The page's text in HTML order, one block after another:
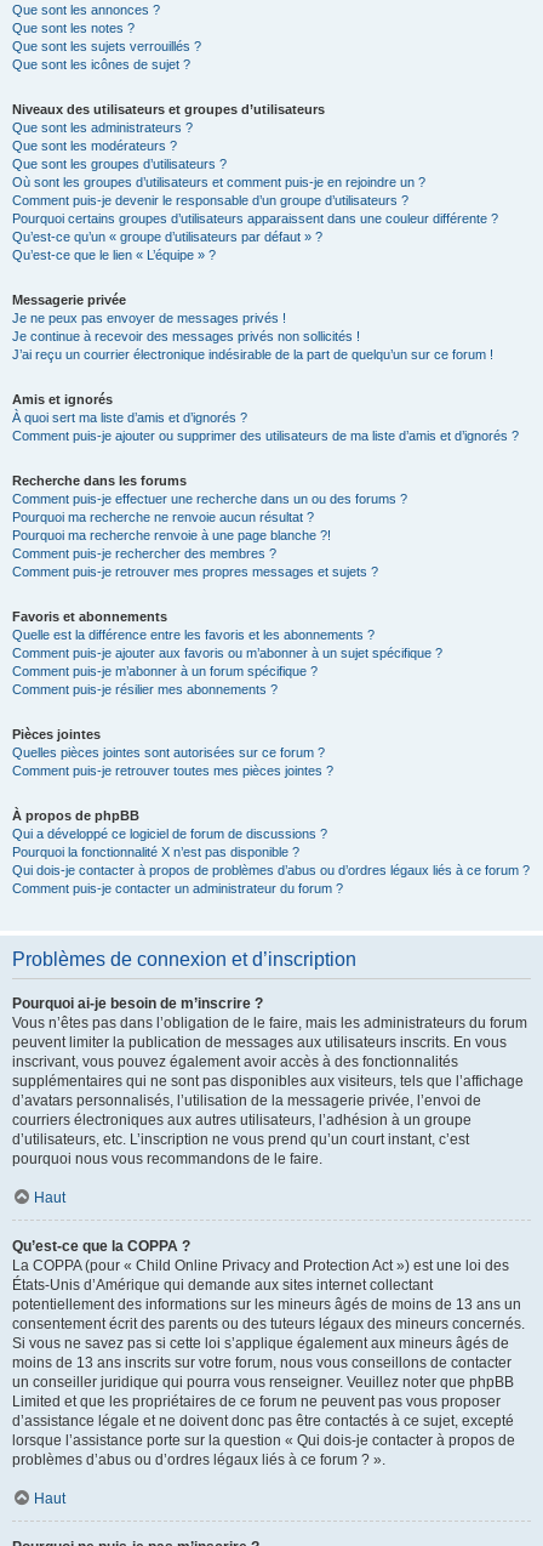
Que sont les annonces ?
Que sont les notes ?
Que sont les sujets verrouillés ?
Que sont les icônes de sujet ?
Niveaux des utilisateurs et groupes d’utilisateurs
Que sont les administrateurs ?
Que sont les modérateurs ?
Que sont les groupes d’utilisateurs ?
Où sont les groupes d’utilisateurs et comment puis-je en rejoindre un ?
Comment puis-je devenir le responsable d’un groupe d’utilisateurs ?
Pourquoi certains groupes d’utilisateurs apparaissent dans une couleur différente ?
Qu’est-ce qu’un « groupe d’utilisateurs par défaut » ?
Qu’est-ce que le lien « L’équipe » ?
Messagerie privée
Je ne peux pas envoyer de messages privés !
Je continue à recevoir des messages privés non sollicités !
J’ai reçu un courrier électronique indésirable de la part de quelqu’un sur ce forum !
Amis et ignorés
À quoi sert ma liste d’amis et d’ignorés ?
Comment puis-je ajouter ou supprimer des utilisateurs de ma liste d’amis et d’ignorés ?
Recherche dans les forums
Comment puis-je effectuer une recherche dans un ou des forums ?
Pourquoi ma recherche ne renvoie aucun résultat ?
Pourquoi ma recherche renvoie à une page blanche ?!
Comment puis-je rechercher des membres ?
Comment puis-je retrouver mes propres messages et sujets ?
Favoris et abonnements
Quelle est la différence entre les favoris et les abonnements ?
Comment puis-je ajouter aux favoris ou m’abonner à un sujet spécifique ?
Comment puis-je m’abonner à un forum spécifique ?
Comment puis-je résilier mes abonnements ?
Pièces jointes
Quelles pièces jointes sont autorisées sur ce forum ?
Comment puis-je retrouver toutes mes pièces jointes ?
À propos de phpBB
Qui a développé ce logiciel de forum de discussions ?
Pourquoi la fonctionnalité X n’est pas disponible ?
Qui dois-je contacter à propos de problèmes d’abus ou d’ordres légaux liés à ce forum ?
Comment puis-je contacter un administrateur du forum ?
Problèmes de connexion et d’inscription
Pourquoi ai-je besoin de m’inscrire ?
Vous n’êtes pas dans l’obligation de le faire, mais les administrateurs du forum
peuvent limiter la publication de messages aux utilisateurs inscrits. En vous
inscrivant, vous pouvez également avoir accès à des fonctionnalités
supplémentaires qui ne sont pas disponibles aux visiteurs, tels que l’affichage
d’avatars personnalisés, l’utilisation de la messagerie privée, l’envoi de
courriers électroniques aux autres utilisateurs, l’adhésion à un groupe
d’utilisateurs, etc. L’inscription ne vous prend qu’un court instant, c’est
pourquoi nous vous recommandons de le faire.
Haut
Qu’est-ce que la COPPA ?
La COPPA (pour « Child Online Privacy and Protection Act ») est une loi des
États-Unis d’Amérique qui demande aux sites internet collectant
potentiellement des informations sur les mineurs âgés de moins de 13 ans un
consentement écrit des parents ou des tuteurs légaux des mineurs concernés.
Si vous ne savez pas si cette loi s’applique également aux mineurs âgés de
moins de 13 ans inscrits sur votre forum, nous vous conseillons de contacter
un conseiller juridique qui pourra vous renseigner. Veuillez noter que phpBB
Limited et que les propriétaires de ce forum ne peuvent pas vous proposer
d’assistance légale et ne doivent donc pas être contactés à ce sujet, excepté
lorsque l’assistance porte sur la question « Qui dois-je contacter à propos de
problèmes d’abus ou d’ordres légaux liés à ce forum ? ».
Haut